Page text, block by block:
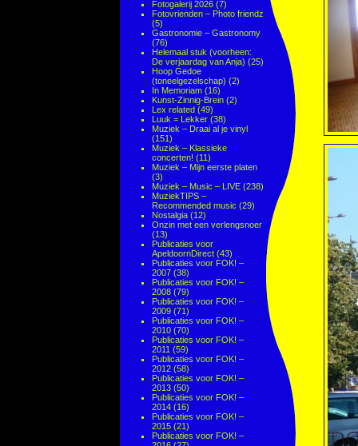
Fotogalerij 2026 (7)
Fotovrienden – Photo friendz
(5)
Gastronomie – Gastronomy
(76)
Helemaal stuk (voorheen:
De verjaardag van Anja) (25)
Hoop Gedoe
(toneelgezelschap) (2)
In Memoriam (16)
Kunst-Zinnig-Brein (2)
Lex related (49)
Luuk = Lekker (38)
Muziek – Draai al je vinyl
(151)
Muziek – Klassieke
concerten! (11)
Muziek – Mijn eerste platen
(3)
Muziek – Music – LIVE (238)
MuziekTIPS –
Recommended music (29)
Nostalgia (12)
Onzin met een verlengsnoer
(13)
Publicaties voor
ApeldoornDirect (43)
Publicaties voor FOK! –
2007 (38)
Publicaties voor FOK! –
2008 (79)
Publicaties voor FOK! –
2009 (71)
Publicaties voor FOK! –
2010 (70)
Publicaties voor FOK! –
2011 (59)
Publicaties voor FOK! –
2012 (58)
Publicaties voor FOK! –
2013 (50)
Publicaties voor FOK! –
2014 (16)
Publicaties voor FOK! –
2015 (21)
Publicaties voor FOK! –